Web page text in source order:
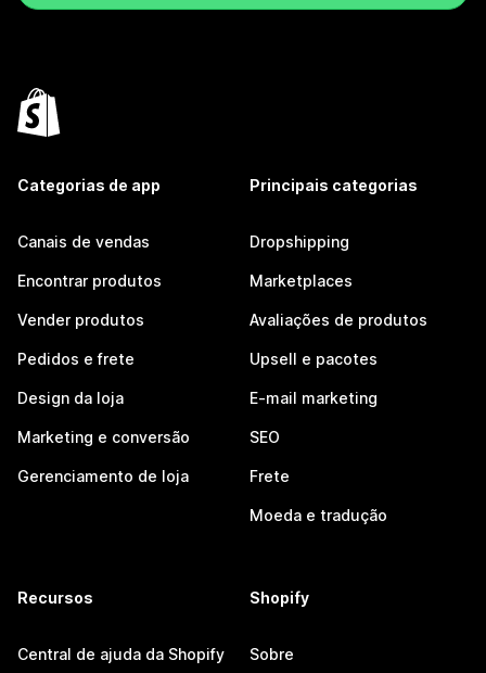
Categorias de app
Canais de vendas
Encontrar produtos
Vender produtos
Pedidos e frete
Design da loja
Marketing e conversão
Gerenciamento de loja
Principais categorias
Dropshipping
Marketplaces
Avaliações de produtos
Upsell e pacotes
E-mail marketing
SEO
Frete
Moeda e tradução
Recursos
Central de ajuda da Shopify
Shopify
Sobre